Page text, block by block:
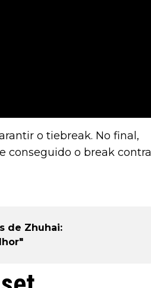
o tiebreak. No final,
conseguido o break contra
de Zhuhai: